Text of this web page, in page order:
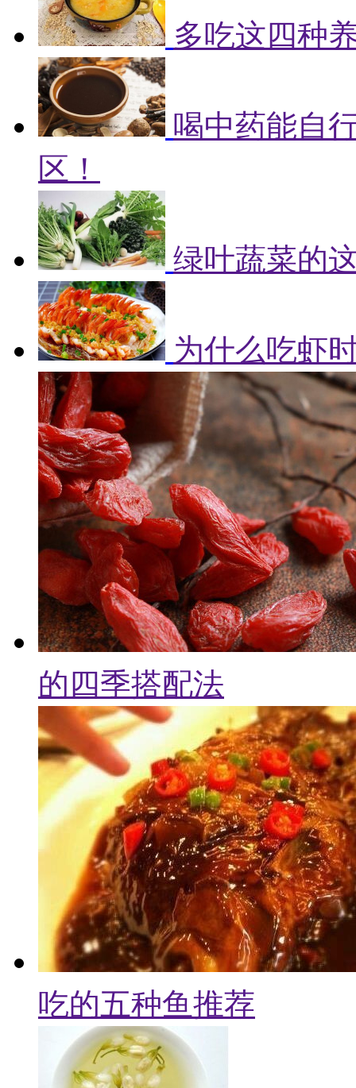
多吃这四种
喝中药能自
区！
绿叶蔬菜的
为什么吃虾
的四季搭配法
吃的五种鱼推荐